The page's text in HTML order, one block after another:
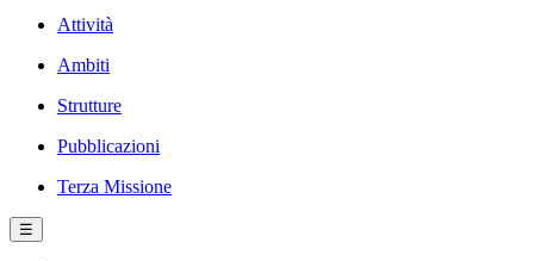
Attività
Ambiti
Strutture
Pubblicazioni
Terza Missione
☰